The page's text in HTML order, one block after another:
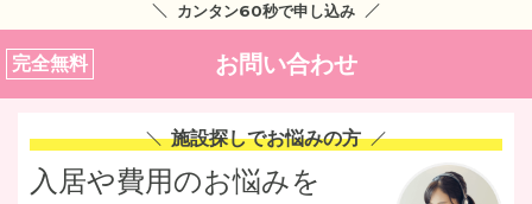
カンタン60秒で申し込み
完全無料 お問い合わせ
施設探しでお悩みの方
入居や費用のお悩みを